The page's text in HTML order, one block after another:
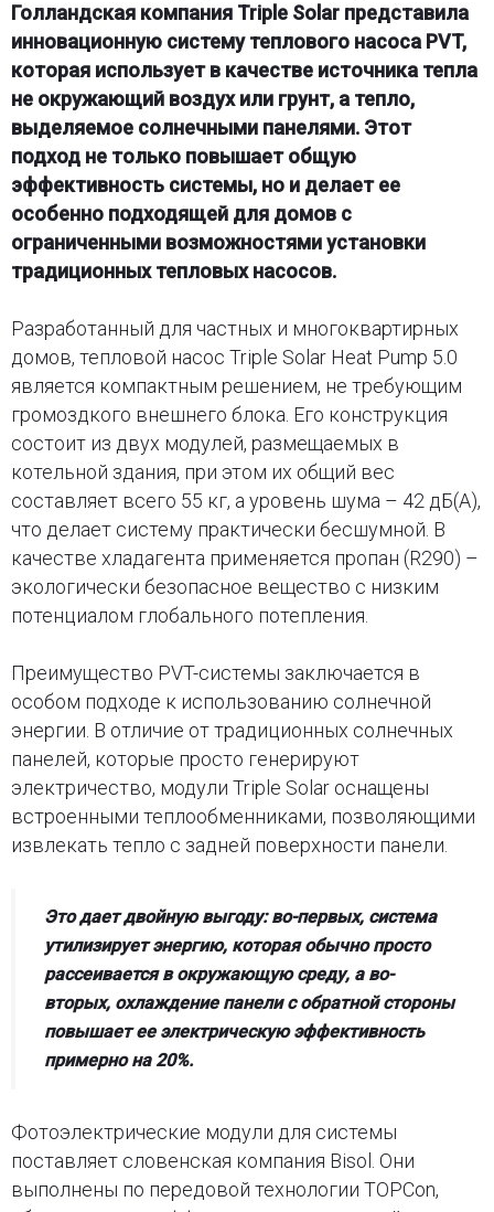
Голландская компания Triple Solar представила
инновационную систему теплового насоса PVT,
которая использует в качестве источника тепла
не окружающий воздух или грунт, а тепло,
выделяемое солнечными панелями. Этот
подход не только повышает общую
эффективность системы, но и делает ее
особенно подходящей для домов с
ограниченными возможностями установки
традиционных тепловых насосов.
Разработанный для частных и многоквартирных
домов, тепловой насос Triple Solar Heat Pump 5.0
является компактным решением, не требующим
громоздкого внешнего блока. Его конструкция
состоит из двух модулей, размещаемых в
котельной здания, при этом их общий вес
составляет всего 55 кг, а уровень шума – 42 дБ(А),
что делает систему практически бесшумной. В
качестве хладагента применяется пропан (R290) –
экологически безопасное вещество с низким
потенциалом глобального потепления.
Преимущество PVT-системы заключается в
особом подходе к использованию солнечной
энергии. В отличие от традиционных солнечных
панелей, которые просто генерируют
электричество, модули Triple Solar оснащены
встроенными теплообменниками, позволяющими
извлекать тепло с задней поверхности панели.
Это дает двойную выгоду: во-первых, система
утилизирует энергию, которая обычно просто
рассеивается в окружающую среду, а во-
вторых, охлаждение панели с обратной стороны
повышает ее электрическую эффективность
примерно на 20%.
Фотоэлектрические модули для системы
поставляет словенская компания Bisol. Они
выполнены по передовой технологии TOPCon,